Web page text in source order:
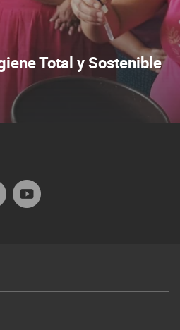
Total y Sostenible
Twitter